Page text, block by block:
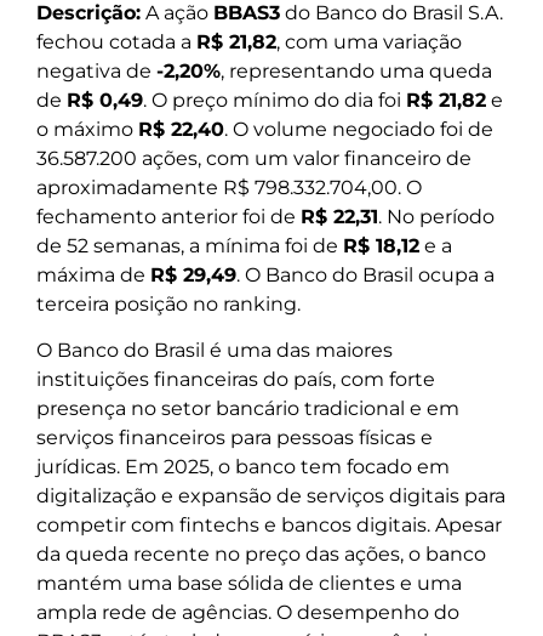
Descrição: A ação BBAS3 do Banco do Brasil S.A.
fechou cotada a R$ 21,82, com uma variação
negativa de -2,20%, representando uma queda
de R$ 0,49. O preço mínimo do dia foi R$ 21,82 e
o máximo R$ 22,40. O volume negociado foi de
36.587.200 ações, com um valor financeiro de
aproximadamente R$ 798.332.704,00. O
fechamento anterior foi de R$ 22,31. No período
de 52 semanas, a mínima foi de R$ 18,12 e a
máxima de R$ 29,49. O Banco do Brasil ocupa a
terceira posição no ranking.
O Banco do Brasil é uma das maiores
instituições financeiras do país, com forte
presença no setor bancário tradicional e em
serviços financeiros para pessoas físicas e
jurídicas. Em 2025, o banco tem focado em
digitalização e expansão de serviços digitais para
competir com fintechs e bancos digitais. Apesar
da queda recente no preço das ações, o banco
mantém uma base sólida de clientes e uma
ampla rede de agências. O desempenho do